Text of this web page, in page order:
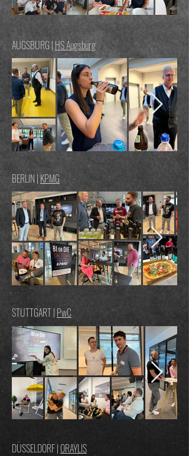
AUGSBURG | HS Augsburg
BERLIN | KPMG
STUTTGART | PwC
DÜSSELDORF | ORAYLIS